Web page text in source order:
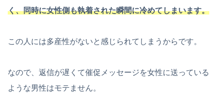
く、同時に女性側も執着された瞬間に冷めてしまいます。
この人には多産性がないと感じられてしまうからです。
なので、返信が遅くて催促メッセージを女性に送っている
ような男性はモテません。